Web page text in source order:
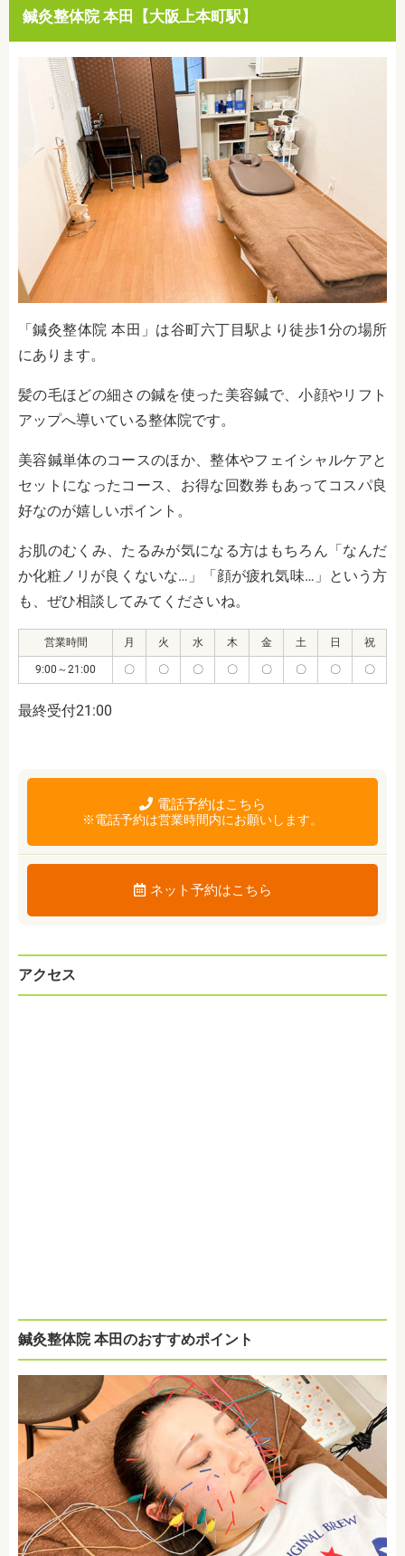
鍼灸整体院 本田【大阪上本町駅】
「鍼灸整体院 本田」は谷町六丁目駅より徒歩1分の場所
にあります。
髪の毛ほどの細さの鍼を使った美容鍼で、小顔やリフト
アップへ導いている整体院です。
美容鍼単体のコースのほか、整体やフェイシャルケアと
セットになったコース、お得な回数券もあってコスパ良
好なのが嬉しいポイント。
お肌のむくみ、たるみが気になる方はもちろん「なんだ
か化粧ノリが良くないな…」「顔が疲れ気味…」という方
も、ぜひ相談してみてくださいね。
営業時間 月 火 水 木 金 土 日 祝
9:00～21:00 〇 〇 〇 〇 〇 〇 〇 〇
最終受付21:00
電話予約はこちら
※電話予約は営業時間内にお願いします。
ネット予約はこちら
アクセス
鍼灸整体院 本田のおすすめポイント